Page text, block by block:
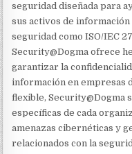
seguridad diseñada para
sus activos de
seguridad como ISO/IEC
Security@Dogma ofrece
garantizar la
información en empresas
flexible, Security@Dogma
específicas de cada
amenazas cibernéticas y
relacionados con la